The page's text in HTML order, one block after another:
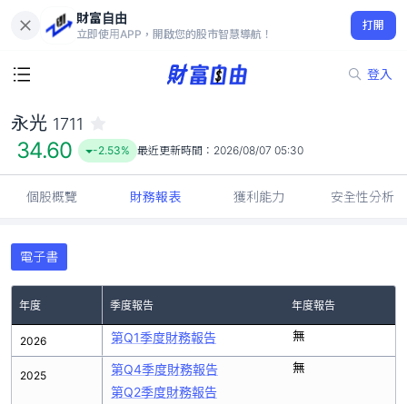
財富自由
立即使用APP，開啟您的股市智慧導航！
打開
登入
34.60
-2.53%
永光 1711
34.60 -2.53% 最近更新時間： 2026/08/07 05:30
個股概覽 財務報表 獲利能力 安全性分析
電子書
年度 季度報告 年度報告
2026
2025
第Q1季度財務報告 無
第Q4季度財務報告
第Q2季度財務報告
無